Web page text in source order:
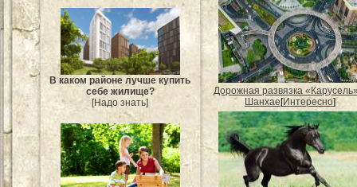
В каком районе лучше купить
себе жилище?
[Надо знать]
Дорожная развязка
Шанхае [Интересно]